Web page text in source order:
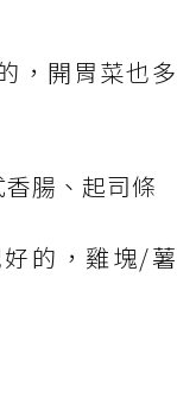
，開胃菜也多
腸、起司條
好的，雞塊/薯